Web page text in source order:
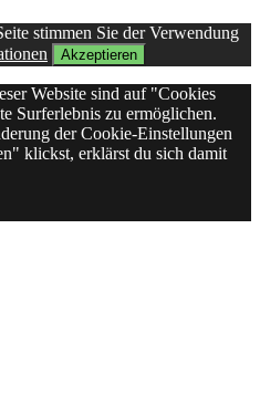
stimmen Sie der Verwendung
Akzeptieren
Website sind auf "Cookies
Surferlebnis zu ermöglichen.
der Cookie-Einstellungen
klickst, erklärst du sich damit